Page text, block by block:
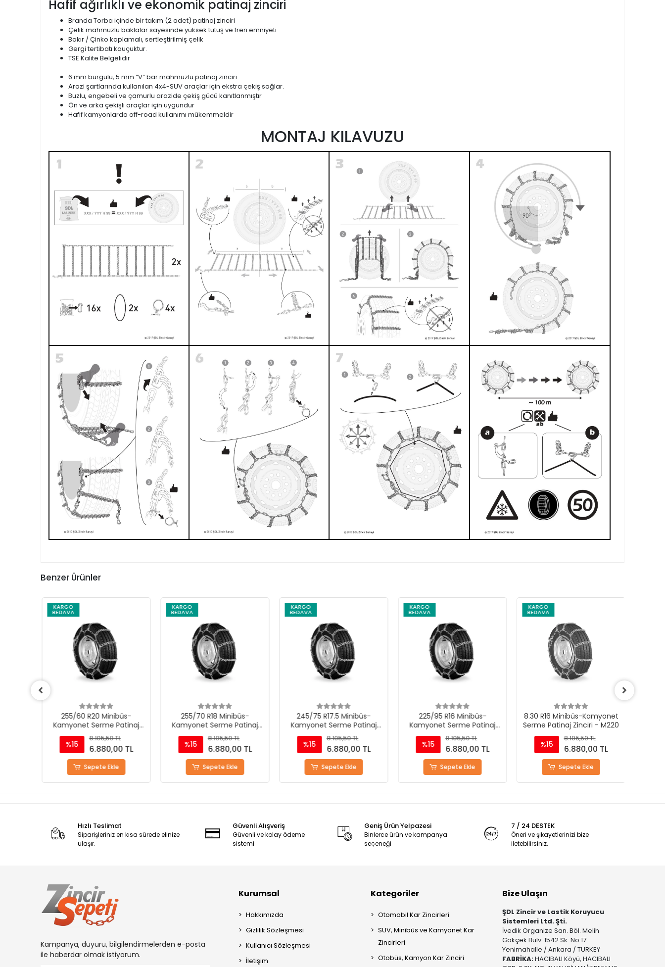
Hafif ağırlıklı ve ekonomik patinaj zinciri
Branda Torba içinde bir takım (2 adet) patinaj zinciri
Çelik mahmuzlu baklalar sayesinde yüksek tutuş ve fren emniyeti
Bakır / Çinko kaplamalı, sertleştirilmiş çelik
Gergi tertibatı kauçuktur.
TSE Kalite Belgelidir
6 mm burgulu, 5 mm “V” bar mahmuzlu patinaj zinciri
Arazi şartlarında kullanılan 4x4-SUV araçlar için ekstra çekiş sağlar.
Buzlu, engebeli ve çamurlu arazide çekiş gücü kanıtlanmıştır
Ön ve arka çekişli araçlar için uygundur
Hafif kamyonlarda off-road kullanımı mükemmeldir
MONTAJ KILAVUZU
Benzer Ürünler
KARGO
BEDAVA
255/60 R20 Minibüs-
Kamyonet Serme Patinaj
Zinciri - M220
%15
8.105,50 TL
6.880,00 TL
Sepete Ekle
KARGO
BEDAVA
255/70 R18 Minibüs-
Kamyonet Serme Patinaj
Zinciri - M220
%15
8.105,50 TL
6.880,00 TL
Sepete Ekle
KARGO
BEDAVA
245/75 R17.5 Minibüs-
Kamyonet Serme Patinaj
Zinciri - M220
%15
8.105,50 TL
6.880,00 TL
Sepete Ekle
KARGO
BEDAVA
225/95 R16 Minibüs-
Kamyonet Serme Patinaj
Zinciri - M220
%15
8.105,50 TL
6.880,00 TL
Sepete Ekle
KARGO
BEDAVA
8.30 R16 Minibüs-Kamyonet
Serme Patinaj Zinciri - M220
%15
8.105,50 TL
6.880,00 TL
Sepete Ekle
Hızlı Teslimat
Siparişleriniz en kısa sürede elinize
ulaşır.
Güvenli Alışveriş
Güvenli ve kolay ödeme
sistemi
Geniş Ürün Yelpazesi
Binlerce ürün ve kampanya
seçeneği
7 / 24 DESTEK
Öneri ve şikayetlerinizi bize
iletebilirsiniz.
Kampanya, duyuru, bilgilendirmelerden e-posta
ile haberdar olmak istiyorum.
Kurumsal
Hakkımızda
Gizlilik Sözleşmesi
Kullanıcı Sözleşmesi
İletişim
Kategoriler
Otomobil Kar Zincirleri
SUV, Minibüs ve Kamyonet Kar
Zincirleri
Otobüs, Kamyon Kar Zinciri
Bize Ulaşın
ŞDL Zincir ve Lastik Koruyucu
Sistemleri Ltd. Şti.
İvedik Organize San. Böl. Melih
Gökçek Bulv. 1542 Sk. No:17
Yenimahalle / Ankara / TURKEY
FABRİKA:HACIBALI Köyü, HACIBALI